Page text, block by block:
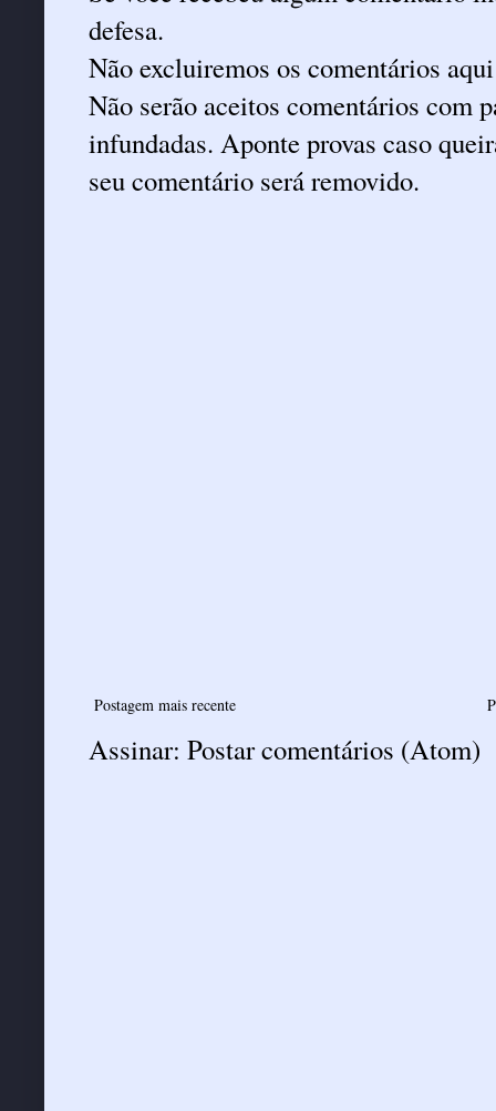
defesa.
Não excluiremos os comentários
Não serão aceitos comentários com
infundadas. Aponte provas caso
seu comentário será removido.
Postagem mais recente
Assinar: Postar comentários (Atom)